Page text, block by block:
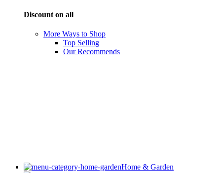
Discount on all
More Ways to Shop
Top Selling
Our Recommends
Home & Garden